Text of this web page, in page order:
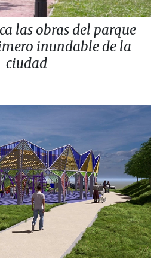
las obras del parque
inundable de la
ciudad